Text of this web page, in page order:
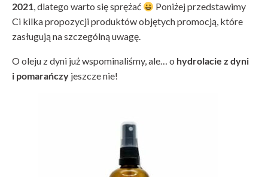
2021, dlatego warto się sprężać
Poniżej przedstawimy
Ci kilka propozycji produktów objętych promocją, które
zasługują na szczególną uwagę.
O oleju z dyni już wspominaliśmy, ale… o hydrolacie z dyni
i pomarańczy jeszcze nie!